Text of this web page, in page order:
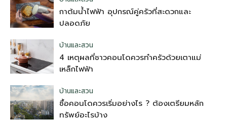
กาต้มน้ำไฟฟ้า อุปกรณ์คู่ครัวที่สะดวกและ
ปลอดภัย
บ้านและสวน
4 เหตุผลที่ชาวคอนโดควรทำครัวด้วยเตาแม่
เหล็กไฟฟ้า
บ้านและสวน
ซื้อคอนโดควรเริ่มอย่างไร ? ต้องเตรียมหลัก
ทรัพย์อะไรบ้าง